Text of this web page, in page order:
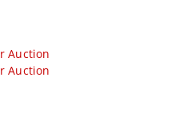
Auction
Auction